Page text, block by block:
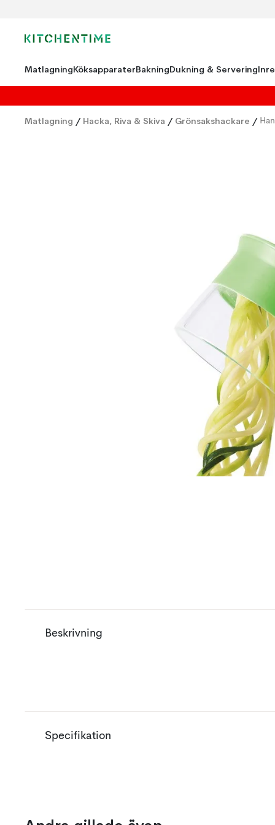
MatlagningKöksapparaterBakningDukning & Servering
Matlagning / Hacka, Riva & Skiva / Grönsakshackare /
Beskrivning
Specifikation